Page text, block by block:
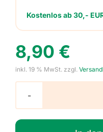
Kostenlos ab 30,-
8,90 €
inkl. 19 % MwSt. zzgl.